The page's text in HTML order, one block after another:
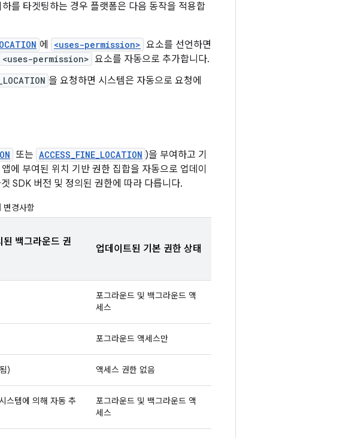
를 타겟팅하는 경우 플랫폼은 다음 동작을 적용합
에 <uses-permission> 요소를 선언하면
<uses-permission> 요소를 자동으로 추가합니다.
을 요청하면 시스템은 자동으로 요청에
또는 ACCESS_FINE_LOCATION )을 부여하고 기
부여된 위치 기반 권한 집합을 자동으로 업데이
SDK 버전 및 정의된 권한에 따라 다릅니다.
경사항
된 백그라운드 권
업데이트된 기본 권한 상태
포그라운드 및 백그라운드 액
세스
포그라운드 액세스만
) 액세스 권한 없음
스템에 의해 자동 추
포그라운드 및 백그라운드 액
세스